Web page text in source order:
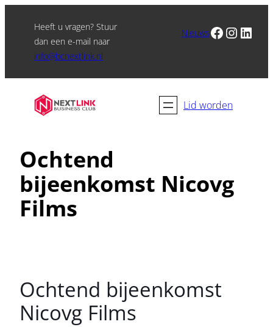
Heeft u vragen? Stuur
dan een e-mail naar
info@bcnextlink.nl
NieuwsFacebook Instagram LinkedIn
Lid worden
Ochtend
bijeenkomst Nicovg
Films
Ochtend bijeenkomst
Nicovg Films